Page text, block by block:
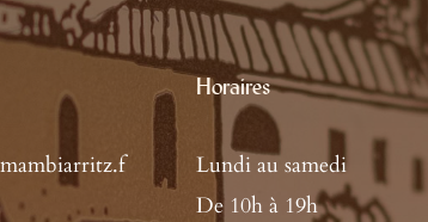
Horaires
Lundi au samedi
De 10h à 19h